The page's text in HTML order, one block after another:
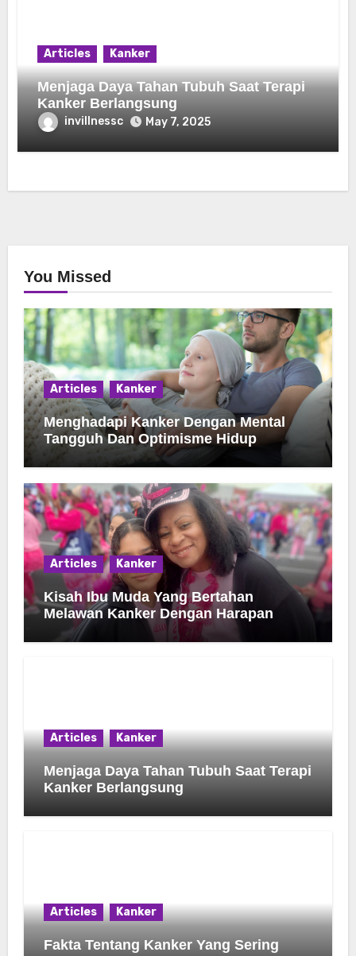
Articles Kanker
Menjaga Daya Tahan Tubuh Saat Terapi
Kanker Berlangsung
invillnessc May 7, 2025
You Missed
Articles Kanker
Menghadapi Kanker Dengan Mental
Tangguh Dan Optimisme Hidup
Articles Kanker
Kisah Ibu Muda Yang Bertahan
Melawan Kanker Dengan Harapan
Articles Kanker
Menjaga Daya Tahan Tubuh Saat Terapi
Kanker Berlangsung
Articles Kanker
Fakta Tentang Kanker Yang Sering